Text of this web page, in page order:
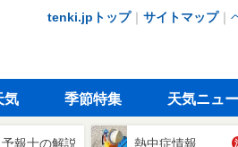
tenki.jpトップ｜ サイトマップ｜
気 季節特集 天気ニュ
報士の解説 熱中症情報